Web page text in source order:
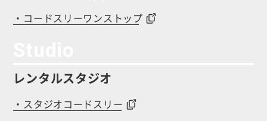
・コードスリーワンストップ
レンタルスタジオ
・スタジオコードスリー